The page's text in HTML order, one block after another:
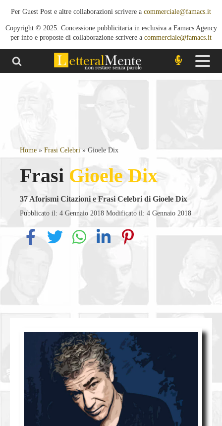
Per Guest Post e altre collaborazioni scrivere a commerciale@famacs.it
Copyright © 2025. Concessione pubblicitaria in esclusiva a Famacs Agency
per info e proposte di collaborazione scrivere a commerciale@famacs.it
Home » Frasi Celebri »Gioele Dix
Frasi Gioele Dix
37 Aforismi Citazioni e Frasi Celebri di Gioele Dix
Pubblicato il: 4 Gennaio 2018 Modificato il: 4 Gennaio 2018